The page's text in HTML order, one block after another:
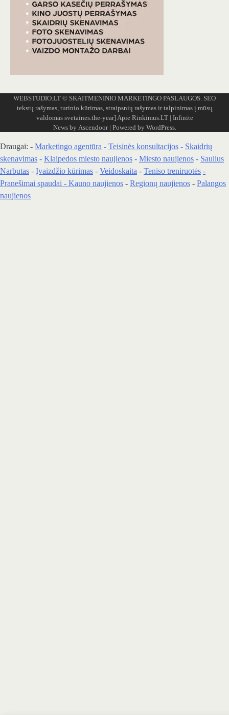
WEBSTUDIO.LT © SKAITMENINIO MARKETINGO PASLAUGOS. SEO
tekstų rašymas, turinio kūrimas, straipsnių rašymas ir talpinimas į mūsų
valdomas svetaines.the-year] Apie Rinkimus.LT| Infinite
News by Ascendoor| Powered by WordPress.
Draugai: - Marketingo agentūra - Teisinės konsultacijos - Skaidrių
skenavimas - Klaipedos miesto naujienos - Miesto naujienos - Saulius
Narbutas - Įvaizdžio kūrimas - Veidoskaita - Teniso treniruotės -
Pranešimai spaudai - Kauno naujienos - Regionų naujienos - Palangos
naujienos